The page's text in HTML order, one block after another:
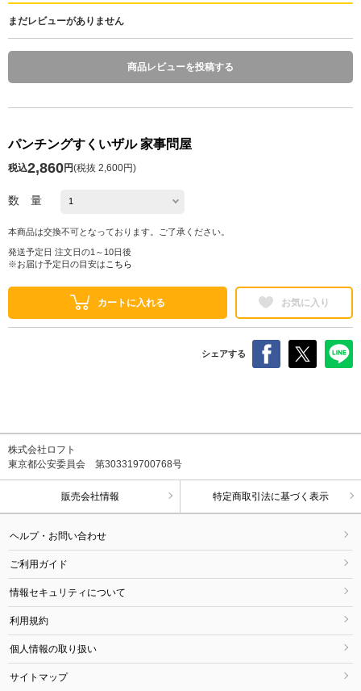
まだレビューがありません
商品レビューを投稿する
パンチングすくいザル 家事問屋
税込2,860円(税抜 2,600円)
数 量
本商品は交換不可となっております。ご了承ください。
発送予定日 注文日の1～10日後
※お届け予定日の目安は こちら
カートに入れる お気に入り
シェアする
株式会社ロフト
東京都公安委員会 第303319700768号
販売会社情報 特定商取引法に基づく表示
ヘルプ・お問い合わせ
ご利用ガイド
情報セキュリティについて
利用規約
個人情報の取り扱い
サイトマップ